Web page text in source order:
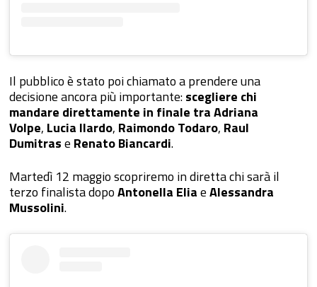
Il pubblico è stato poi chiamato a prendere una
decisione ancora più importante:scegliere chi
mandare direttamente in finale tra Adriana
Volpe, Lucia Ilardo, Raimondo Todaro, Raul
Dumitrase Renato Biancardi.
Martedì 12 maggio scopriremo in diretta chi sarà il
terzo finalista dopoAntonella EliaeAlessandra
Mussolini.